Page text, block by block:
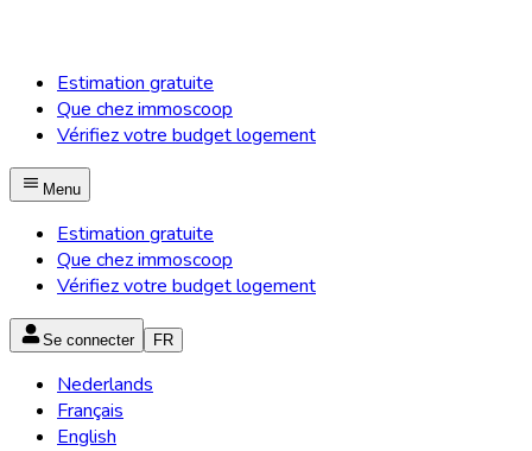
Estimation gratuite
Que chez immoscoop
Vérifiez votre budget logement
Menu
Estimation gratuite
Que chez immoscoop
Vérifiez votre budget logement
Se connecter FR
Nederlands
Français
English